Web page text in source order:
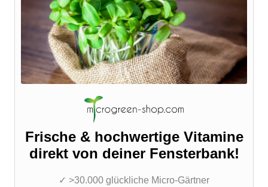
Frische & hochwertige Vitamine
direkt von deiner Fensterbank!
✓ >30.000 glückliche Micro-Gärtner